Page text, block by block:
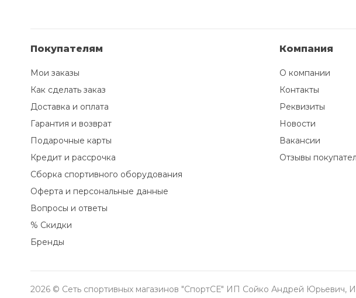
Покупателям
Мои заказы
Как сделать заказ
Доставка и оплата
Гарантия и возврат
Подарочные карты
Кредит и рассрочка
Сборка спортивного оборудования
Оферта и персональные данные
Вопросы и ответы
% Скидки
Бренды
Компания
О компании
Контакты
Реквизиты
Новости
Вакансии
Отзывы
2026 © Сеть спортивных магазинов "СпортСЕ" ИП Сойко Андрей Юрьевич,